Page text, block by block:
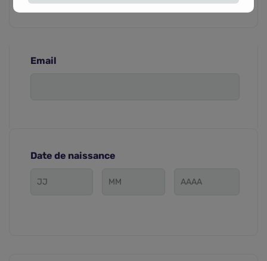
Email
Date de naissance